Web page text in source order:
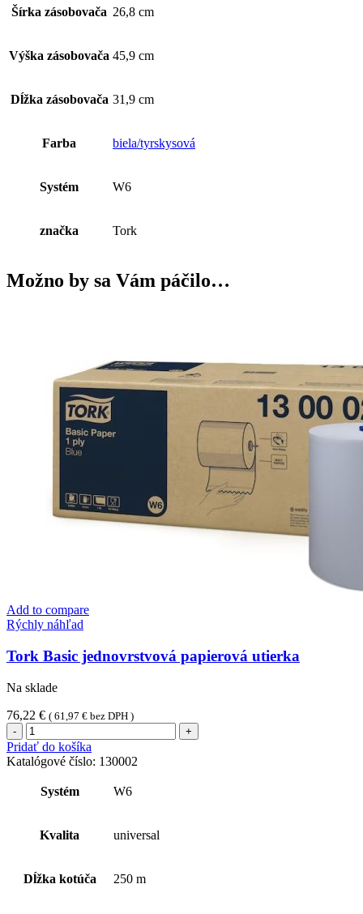
Šírka zásobovača 26,8 cm
Výška zásobovača 45,9 cm
Dĺžka zásobovača 31,9 cm
Farba biela/tyrskysová
Systém W6
značka Tork
Možno by sa Vám páčilo…
Add to compare
Rýchly náhľad
Tork Basic jednovrstvová papierová utierka
Na sklade
76,22 € ( 61,97 € bez DPH )
množstvo
Tork
Basic
jednovrstvová
papierová
utierka
Pridať do košíka
Katalógové číslo: 130002
Systém W6
Kvalita universal
Dĺžka kotúča 250 m